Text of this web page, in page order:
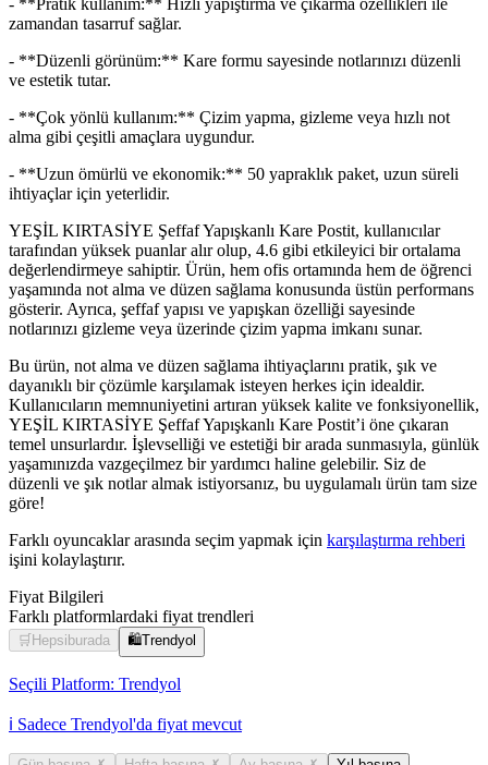
- **Pratik kullanım:** Hızlı yapıştırma ve çıkarma özellikleri ile
zamandan tasarruf sağlar.
- **Düzenli görünüm:** Kare formu sayesinde notlarınızı düzenli
ve estetik tutar.
- **Çok yönlü kullanım:** Çizim yapma, gizleme veya hızlı not
alma gibi çeşitli amaçlara uygundur.
- **Uzun ömürlü ve ekonomik:** 50 yapraklık paket, uzun süreli
ihtiyaçlar için yeterlidir.
YEŞİL KIRTASİYE Şeffaf Yapışkanlı Kare Postit, kullanıcılar
tarafından yüksek puanlar alır olup, 4.6 gibi etkileyici bir ortalama
değerlendirmeye sahiptir. Ürün, hem ofis ortamında hem de öğrenci
yaşamında not alma ve düzen sağlama konusunda üstün performans
gösterir. Ayrıca, şeffaf yapısı ve yapışkan özelliği sayesinde
notlarınızı gizleme veya üzerinde çizim yapma imkanı sunar.
Bu ürün, not alma ve düzen sağlama ihtiyaçlarını pratik, şık ve
dayanıklı bir çözümle karşılamak isteyen herkes için idealdir.
Kullanıcıların memnuniyetini artıran yüksek kalite ve fonksiyonellik,
YEŞİL KIRTASİYE Şeffaf Yapışkanlı Kare Postit’i öne çıkaran
temel unsurlardır. İşlevselliği ve estetiği bir arada sunmasıyla, günlük
yaşamınızda vazgeçilmez bir yardımcı haline gelebilir. Siz de
düzenli ve şık notlar almak istiyorsanız, bu uygulamalı ürün tam size
göre!
Farklı oyuncaklar arasında seçim yapmak için karşılaştırma rehberi
işini kolaylaştırır.
Fiyat Bilgileri
Farklı platformlardaki fiyat trendleri
🛒 Hepsiburada 🛍️Trendyol
Seçili Platform: Trendyol
ℹ️ Sadece Trendyol'da fiyat mevcut